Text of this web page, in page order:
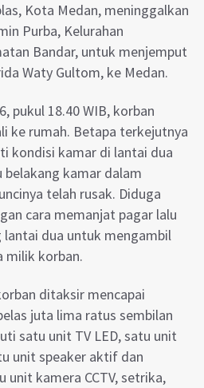
Kota Medan, meninggalkan
Purba, Kelurahan
Bandar, untuk menjemput
Waty Gultom, ke Medan.
pukul 18.40 WIB, korban
ke rumah. Betapa terkejutnya
kondisi kamar di lantai dua
kamar dalam
telah rusak. Diduga
cara memanjat pagar lalu
lantai dua untuk mengambil
milik korban.
ditaksir mencapai
juta lima ratus sembilan
satu unit TV LED, satu unit
unit speaker aktif dan
kamera CCTV, setrika,